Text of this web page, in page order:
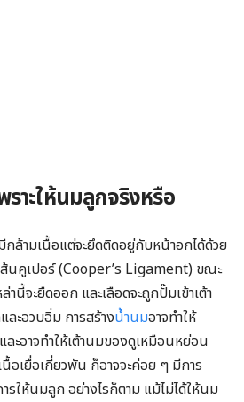
ราะให้นมลูกจริงหรือ
กล้ามเนื้อแต่จะยึดติดอยู่กับหน้าอกได้ด้วย
ส้นคูเปอร์ (Cooper’s Ligament) ขณะ
นี้จะยืดออก และเลือดจะถูกปั๊มเข้าเต้า
ะอวบอิ่ม การสร้างน้ำนมอาจทำให้
ะอาจทำให้เต้านมของดูเหมือนหย่อน
อเยื่อเกี่ยวพัน ก็อาจจะค่อย ๆ มีการ
รให้นมลูก อย่างไรก็ตาม แม้ไม่ได้ให้นม